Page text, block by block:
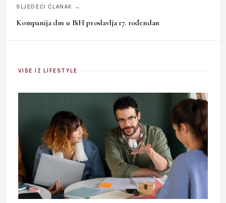
SLJEDEĆI ČLANAK →
Kompanija dm u BiH proslavlja 17. rođendan
VIŠE IZ LIFESTYLE